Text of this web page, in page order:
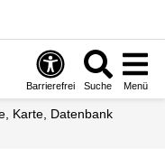
Barrierefrei Suche Menü
Karte, Datenbank